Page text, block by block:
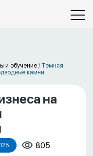
и обучение / Темная
камни
на
805